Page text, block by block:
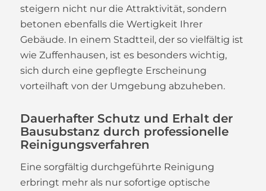
steigern nicht nur die Attraktivität, sondern
betonen ebenfalls die Wertigkeit Ihrer
Gebäude. In einem Stadtteil, der so vielfältig ist
wie Zuffenhausen, ist es besonders wichtig,
sich durch eine gepflegte Erscheinung
vorteilhaft von der Umgebung abzuheben.
Dauerhafter Schutz und Erhalt der
Bausubstanz durch professionelle
Reinigungsverfahren
Eine sorgfältig durchgeführte Reinigung
erbringt mehr als nur sofortige optische